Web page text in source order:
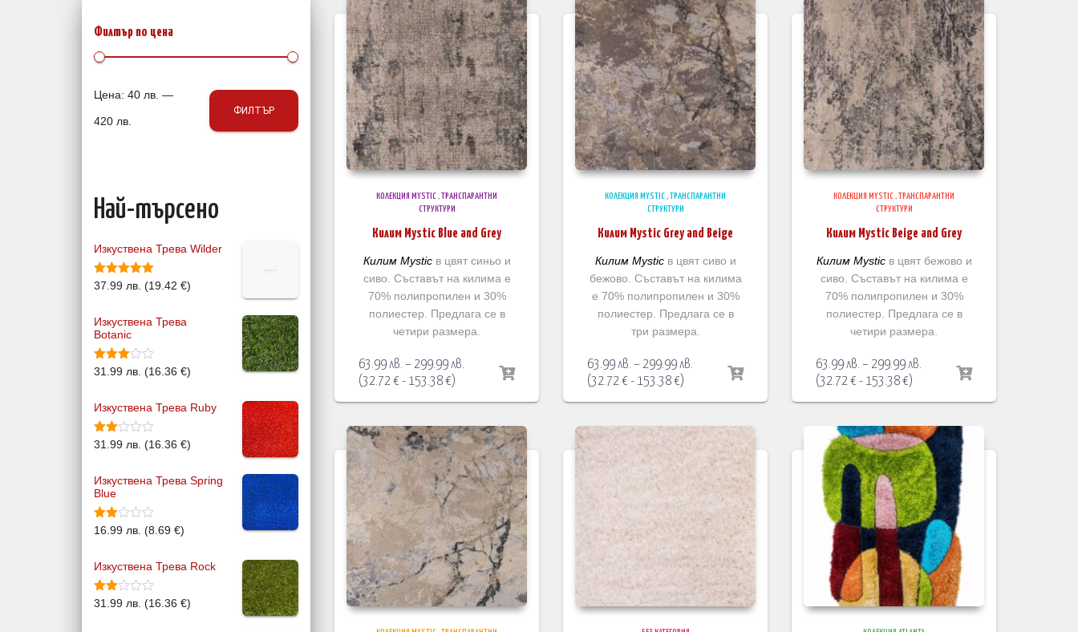
Филтър по цена
М
ц
е
н
а
М
а
ц
е
н
ФИЛТЪР
Цена: 40 лв. —
420 лв.
Най-търсено
Изкуствена Трева Wilder
Оценено с
37.99 лв. (19.42 €)
Изкуствена Трева
Botanic
Оценен
31.99 лв. (16.36 €)
Изкуствена Трева Ruby
Оцене
от 5
31.99 лв. (16.36 €)
Изкуствена Трева Spring
Blue
Оцене
от 5
16.99 лв. (8.69 €)
Изкуствена Трева Rock
Оцен
31.99 лв. (16.36 €)
КОЛЕКЦИЯ MYSTIC ,ТРАНСПАРАНТНИ
СТРУКТУРИ
Килим Mystic Blue and Grey
Килим Mystic в цвят синьо и
сиво. Съставът на килима е
70% полипропилен и 30%
полиестер. Предлага се в
четири размера.
63.99лв. – 299.99лв.
299.99 лв.
(32.72€ - 153.38€)
КОЛЕКЦИЯ MYSTIC ,ТРАНСПАРАНТНИ
СТРУКТУРИ
Килим Mystic Grey and Beige
Килим Mystic в цвят сиво и
бежово. Съставът на килима
е 70% полипропилен и 30%
полиестер. Предлага се в
три размера.
63.99лв. – 299.99лв.
299.99 лв.
(32.72€ - 153.38€)
КОЛЕКЦИЯ MYSTIC ,ТРАНСПАРАНТНИ
СТРУКТУРИ
Килим Mystic Beige and Grey
Килим Mystic в цвят бежово и
сиво. Съставът на килима е
70% полипропилен и 30%
полиестер. Предлага се в
четири размера.
63.99лв. – 299.99лв.
299.99 лв.
(32.72€ - 153.38€)